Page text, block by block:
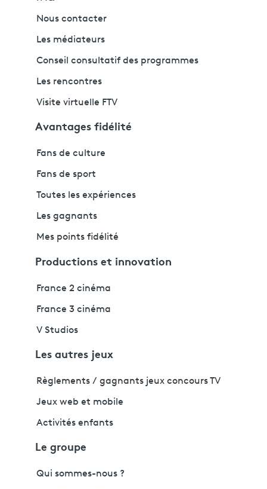
Nous contacter
Les médiateurs
Conseil consultatif des programmes
Les rencontres
Visite virtuelle FTV
Avantages fidélité
Fans de culture
Fans de sport
Toutes les expériences
Les gagnants
Mes points fidélité
Productions et innovation
France 2 cinéma
France 3 cinéma
V Studios
Les autres jeux
Règlements / gagnants jeux concours TV
Jeux web et mobile
Activités enfants
Le groupe
Qui sommes-nous ?